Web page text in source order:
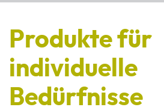
Produkte für
individuelle
Bedürfnisse